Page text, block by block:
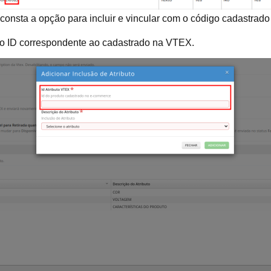
a opção para incluir e vincular com o código
ID correspondente ao cadastrado na VTEX.